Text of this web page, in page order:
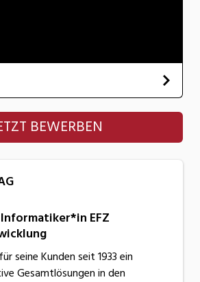
BEWERBEN
EFZ
seine Kunden seit 1933 ein
Gesamtlösungen in den